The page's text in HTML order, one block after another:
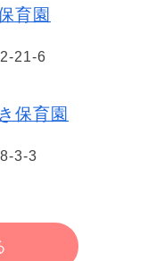
育園
21-6
保育園
3-3